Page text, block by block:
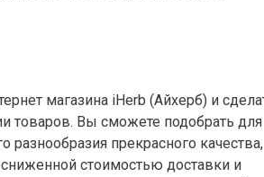
магазина iHerb (Айхерб) и
товаров. Вы сможете подобрать для
разнообразия прекрасного качества,
стоимостью доставки и